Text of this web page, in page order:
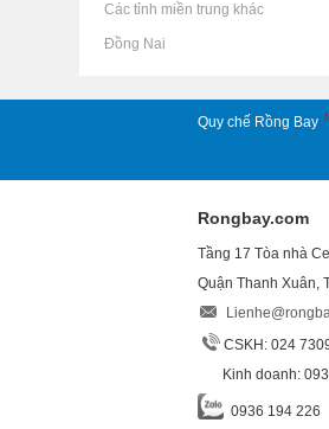
Rao vặt tại Các tỉnh miền trung khác Rao
Rao vặt tại Đồng Nai Rao
Quy chế Rồng Bay
Rongbay.com
Tầng 17 Tòa nhà
Quận Thanh Xuân,
CSKH: 024
Kinh doanh:
0936 194 226